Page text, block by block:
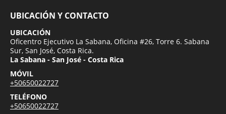
UBICACIÓN Y CONTACTO
UBICACIÓN
Oficentro Ejecutivo La Sabana, Oficina #26, Torre 6. Sabana
Sur, San José, Costa Rica.
La Sabana - San José - Costa Rica
MÓVIL
+50650022727
TELÉFONO
+50650022727